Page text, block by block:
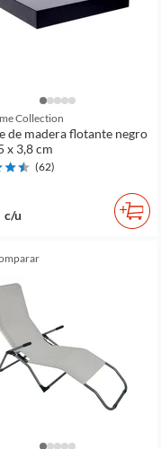
Collection
de madera flotante negro
x 3,8 cm
(62)
c/u